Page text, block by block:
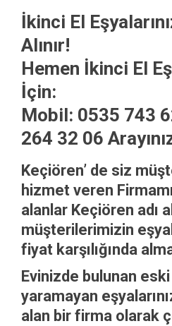
İkinci El
Alınır!
Hemen İkinci El
İçin:
Mobil: 0535 743
264 32 06
Keçiören’ de siz
hizmet veren
alanlar Keçiören adı
müşterilerimizin
fiyat karşılığında
Evinizde bulunan
yaramayan
alan bir firma olarak